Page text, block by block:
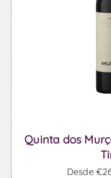
Quinta dos
Desde